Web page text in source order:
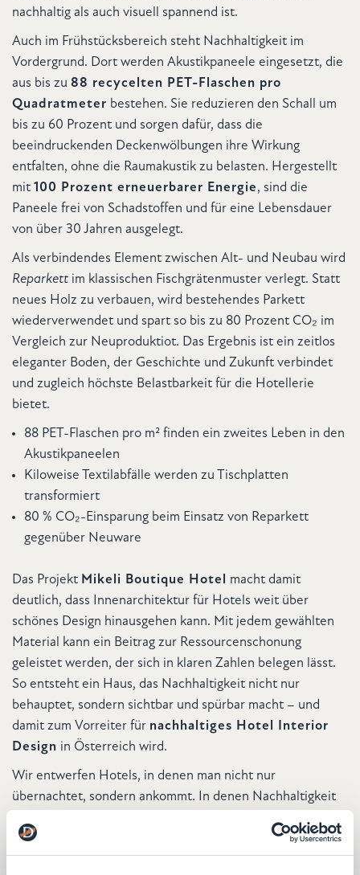
nachhaltig als auch visuell spannend ist.
Auch im Frühstücksbereich steht Nachhaltigkeit im
Vordergrund. Dort werden Akustikpaneele eingesetzt, die
aus bis zu 88 recycelten PET-Flaschen pro
Quadratmeter bestehen. Sie reduzieren den Schall um
bis zu 60 Prozent und sorgen dafür, dass die
beeindruckenden Deckenwölbungen ihre Wirkung
entfalten, ohne die Raumakustik zu belasten. Hergestellt
mit 100 Prozent erneuerbarer Energie, sind die
Paneele frei von Schadstoffen und für eine Lebensdauer
von über 30 Jahren ausgelegt.
Als verbindendes Element zwischen Alt- und Neubau wird
Reparkett im klassischen Fischgrätenmuster verlegt. Statt
neues Holz zu verbauen, wird bestehendes Parkett
wiederverwendet und spart so bis zu 80 Prozent CO₂ im
Vergleich zur Neuproduktiot. Das Ergebnis ist ein zeitlos
eleganter Boden, der Geschichte und Zukunft verbindet
und zugleich höchste Belastbarkeit für die Hotellerie
bietet.
88 PET-Flaschen pro m² finden ein zweites Leben in den
Akustikpaneelen
Kiloweise Textilabfälle werden zu Tischplatten
transformiert
80 % CO₂-Einsparung beim Einsatz von Reparkett
gegenüber Neuware
Das Projekt Mikeli Boutique Hotel
macht damit
deutlich, dass Innenarchitektur für Hotels weit über
schönes Design hinausgehen kann. Mit jedem gewählten
Material kann ein Beitrag zur Ressourcenschonung
geleistet werden, der sich in klaren Zahlen belegen lässt.
So entsteht ein Haus, das Nachhaltigkeit nicht nur
behauptet, sondern sichtbar und spürbar macht – und
damit zum Vorreiter für nachhaltiges Hotel Interior
Design in Österreich wird.
Wir entwerfen Hotels, in denen man nicht nur
übernachtet, sondern ankommt. In denen Nachhaltigkeit
So wird aus Design ein Erlebnis, das nachhallt.